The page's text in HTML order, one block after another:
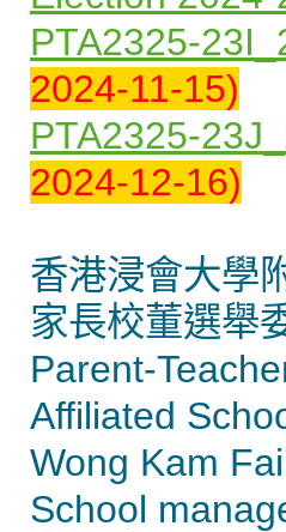
PTA2325-
2024-11-15)
PTA2325-
2024-12-16)
香港浸會大學
家長校董選舉
Parent-
Affiliated
Wong Kam
School